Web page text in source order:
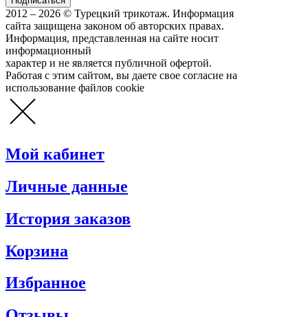
2012 – 2026 © Турецкий трикотаж. Информация
сайта защищена законом об авторских правах.
Информация, представленная на сайте носит
информационный
характер и не является публичной офертой.
Работая с этим сайтом, вы даете свое согласие на
использование файлов cookie
Мой кабинет
Личные данные
История заказов
Корзина
Избранное